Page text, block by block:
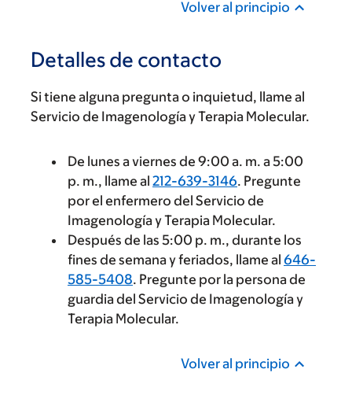
Volver al principio
Detalles de contacto
Si tiene alguna pregunta o inquietud, llame al
Servicio de Imagenología y Terapia Molecular.
De lunes a viernes de 9:00 a. m. a 5:00
p. m., llame al 212-639-3146. Pregunte
por el enfermero del Servicio de
Imagenología y Terapia Molecular.
Después de las 5:00 p. m., durante los
fines de semana y feriados, llame al 646-
585-5408. Pregunte por la persona de
guardia del Servicio de Imagenología y
Terapia Molecular.
Volver al principio